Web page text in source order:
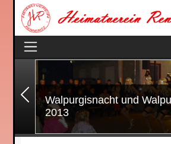
Zurück
Walpurgisnacht und
2013